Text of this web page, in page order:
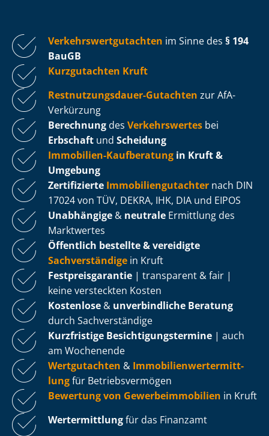
Ver­kehrs­wert­gut­ach­ten im Sinne des § 194
BauGB
Kurzgutachten Kruft
Rest­nut­zungs­dau­er-Gutachten zur AfA-
Verkürzung
Berechnung des Verkehrswertes bei
Erbschaft und Scheidung
Immobilien-Kaufberatung in Kruft &
Umgebung
Zertifizierte Im­mo­bi­li­en­gut­ach­ter nach DIN
17024 von TÜV, DEKRA, IHK, DIA und EIPOS
Unabhängige & neutrale Ermittlung des
Marktwertes
Öffentlich bestellte & vereidigte
Sachverständige in Kruft
Fest­preis­ga­ran­tie | transparent & fair |
keine versteckten Kosten
Kostenlose & unverbindliche Beratung
durch Sachverständige
Kurzfristige Be­sich­ti­gungs­ter­mi­ne | auch
am Wochenende
Wertgutachten & Im­mo­bi­li­en­wert­ermitt­
lungfür Be­triebs­ver­mö­gen
Bewertung von Ge­wer­be­im­mo­bi­li­en in Kruft
Wertermittlungfür das Finanzamt